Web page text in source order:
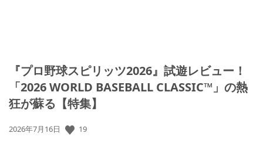
『プロ野球スピリッツ2026』試遊レビュー！
「2026 WORLD BASEBALL CLASSIC™」の熱
狂が蘇る【特集】
公
2026年7月16日 19